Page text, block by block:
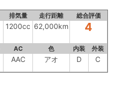
排気量 走行距離 総合評価
1200cc 62,000km 4
AC 色 内装 外装
AAC アオ D C